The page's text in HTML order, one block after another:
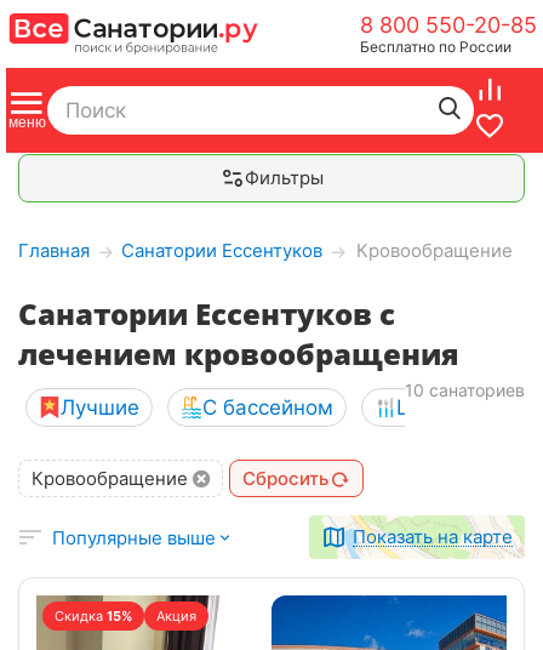
8 800 550-20-85
Бесплатно по России
Фильтры
Главная → Санатории Ессентуков → Кровообращение
Санатории Ессентуков с
лечением кровообращения
10 санаториев
Лучшие С бассейном Шведский
Кровообращение Сбросить
Популярные выше Показать на карте
Скидка 15% Акция